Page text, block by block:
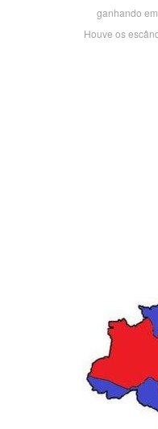
ganhando
Houve os